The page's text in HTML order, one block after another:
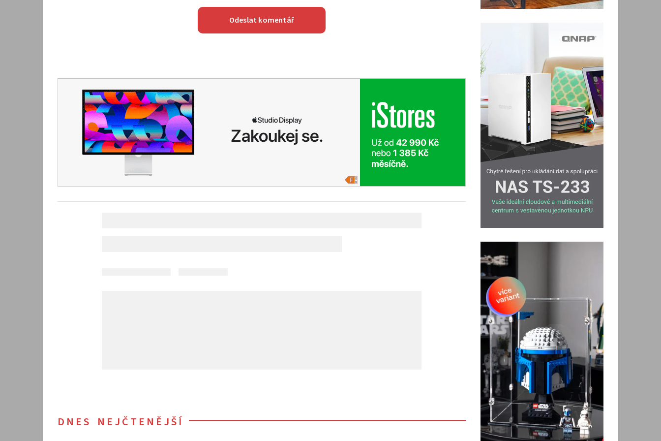
DNES NEJČTENĚJŠÍ